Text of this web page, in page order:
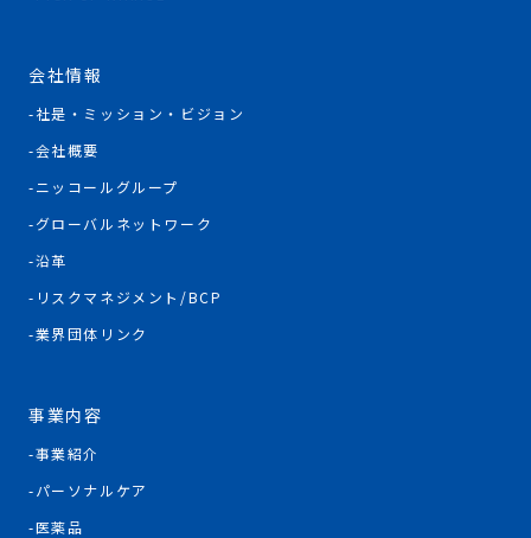
会社情報
社是・ミッション・ビジョン
会社概要
ニッコールグループ
グローバルネットワーク
沿革
リスクマネジメント/BCP
業界団体リンク
事業内容
事業紹介
パーソナルケア
医薬品